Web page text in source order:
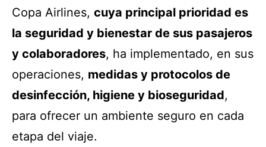
Copa Airlines, cuya principal prioridad es
la seguridad y bienestar de sus pasajeros
y colaboradores, ha implementado, en sus
operaciones, medidas y protocolos de
desinfección, higiene y bioseguridad,
para ofrecer un ambiente seguro en cada
etapa del viaje.